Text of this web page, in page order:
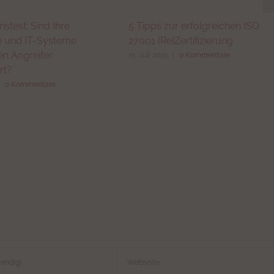
Sind Ihre
IT-Systeme
Angreifer
0 Kommentare
5 Tipps zur erfolgreichen ISO
27001 (Re)Zertifizierung
0 Kommentare